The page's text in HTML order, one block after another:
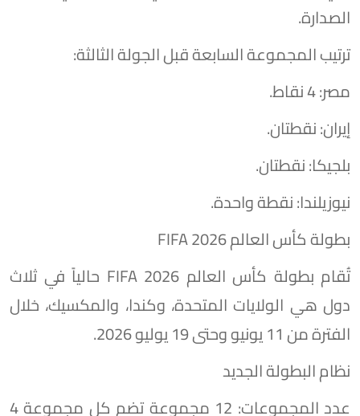
الصدارة.
ترتيب المجموعة السابعة قبل الجولة الثالثة:
مصر: 4 نقاط.
إيران: نقطتان.
بلجيكا: نقطتان.
نيوزيلندا: نقطة واحدة.
بطولة كأس العالم FIFA 2026
تُقام بطولة كأس العالم FIFA 2026 حالياً في ثلاث
دول هي الولايات المتحدة، وكندا، والمكسيك، خلال
الفترة من 11 يونيو وحتى 19 يوليو 2026.
نظام البطولة الجديد
عدد المجموعات: 12 مجموعة تضم كل مجموعة 4